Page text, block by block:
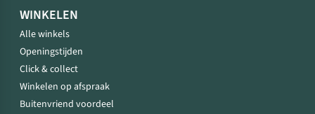
WINKELEN
Alle winkels
Openingstijden
Click & collect
Winkelen op afspraak
Buitenvriend voordeel